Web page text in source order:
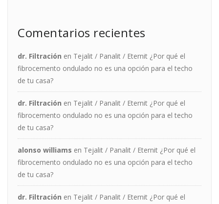
Comentarios recientes
dr. Filtración en Tejalit / Panalit / Eternit ¿Por qué el
fibrocemento ondulado no es una opción para el techo
de tu casa?
dr. Filtración en Tejalit / Panalit / Eternit ¿Por qué el
fibrocemento ondulado no es una opción para el techo
de tu casa?
alonso williams en Tejalit / Panalit / Eternit ¿Por qué el
fibrocemento ondulado no es una opción para el techo
de tu casa?
dr. Filtración en Tejalit / Panalit / Eternit ¿Por qué el